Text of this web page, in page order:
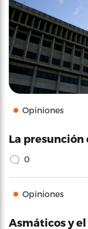
Opiniones
La
0
Opiniones
Asmáticos y